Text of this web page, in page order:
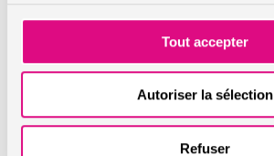
Tout accepter
Autoriser la sélection
Refuser
prêt immobilier
Réaliser un devis en ligne